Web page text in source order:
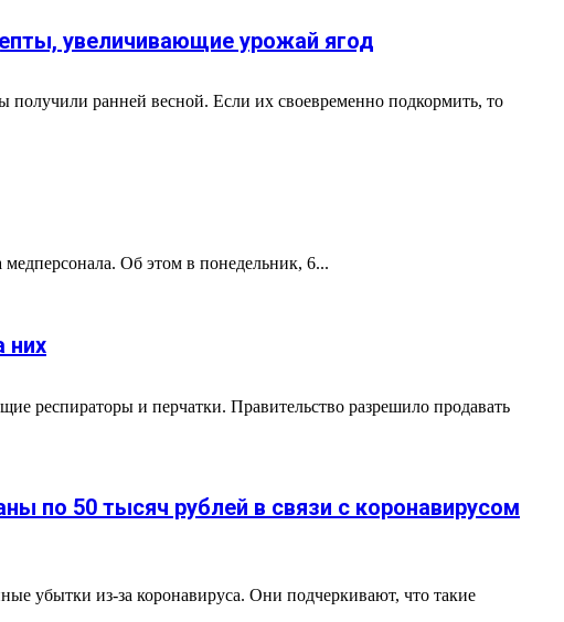
увеличивающие урожай ягод
ранней весной. Если их своевременно подкормить, то
медперсонала. Об этом в понедельник, 6...
них
респираторы и перчатки. Правительство разрешило продавать
по 50 тысяч рублей в связи с коронавирусом
убытки из-за коронавируса. Они подчеркивают, что такие